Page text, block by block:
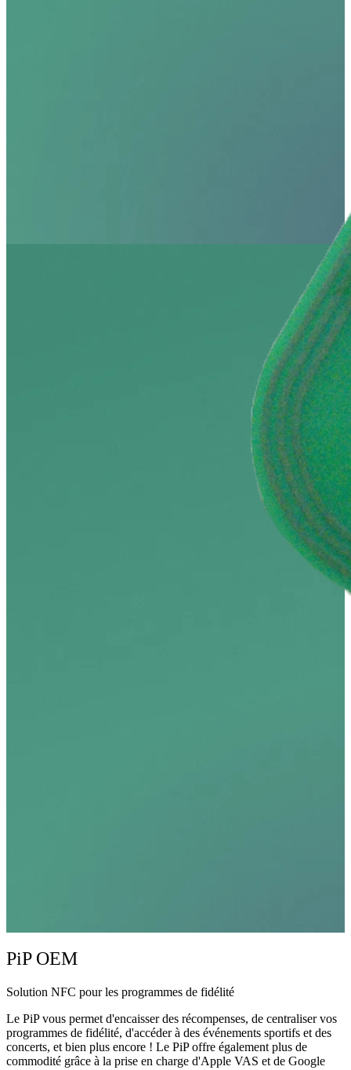
PiP OEM
Solution NFC pour les programmes de fidélité
Le PiP vous permet d'encaisser des récompenses, de centraliser vos
programmes de fidélité, d'accéder à des événements sportifs et des
concerts, et bien plus encore ! Le PiP offre également plus de
commodité grâce à la prise en charge d'Apple VAS et de Google